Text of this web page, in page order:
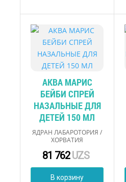
АКВА МАРИС
БЕЙБИ СПРЕЙ
НАЗАЛЬНЫЕ ДЛЯ
ДЕТЕЙ 150 МЛ
ЯДРАН ЛАБАРОТОРИЯ /
ХОРВАТИЯ
81 762UZS
В корзину